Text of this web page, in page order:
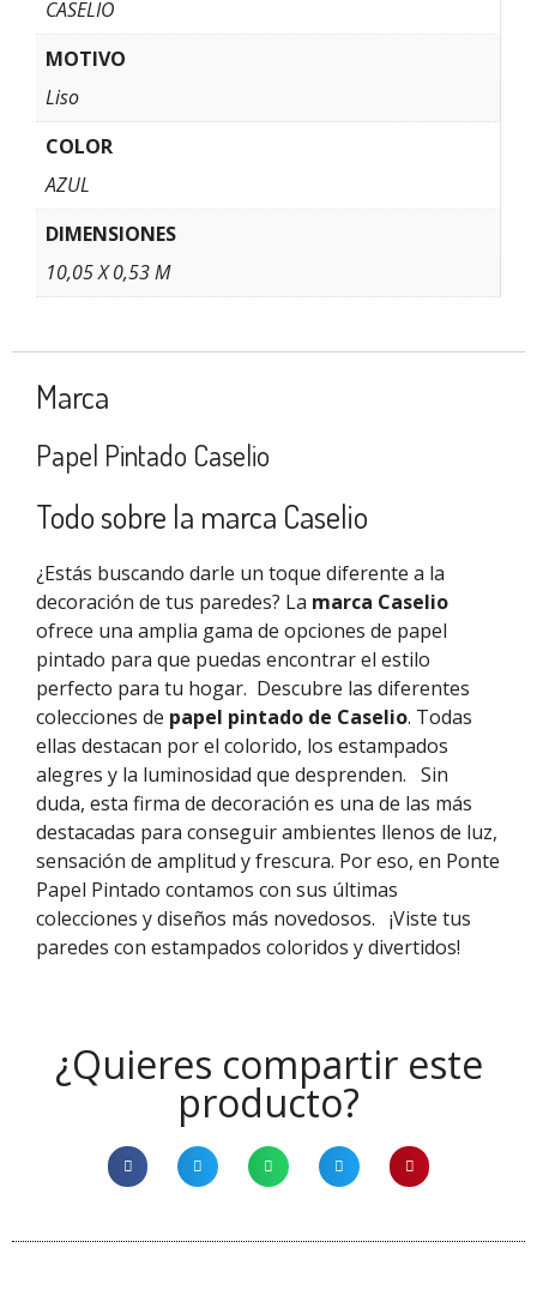
CASELIO
MOTIVO
Liso
COLOR
AZUL
DIMENSIONES
10,05 X 0,53 M
Marca
Papel Pintado Caselio
Todo sobre la marca Caselio
¿Estás buscando darle un toque diferente a la
decoración de tus paredes? La marca Caselio
ofrece una amplia gama de opciones de papel
pintado para que puedas encontrar el estilo
perfecto para tu hogar. Descubre las diferentes
colecciones de papel pintado de Caselio. Todas
ellas destacan por el colorido, los estampados
alegres y la luminosidad que desprenden. Sin
duda, esta firma de decoración es una de las más
destacadas para conseguir ambientes llenos de luz,
sensación de amplitud y frescura. Por eso, en Ponte
Papel Pintado contamos con sus últimas
colecciones y diseños más novedosos. ¡Viste tus
paredes con estampados coloridos y divertidos!
¿Quieres compartir este
producto?